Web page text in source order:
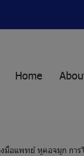
Home
งมือแพทย์ หูคอจมูก การ